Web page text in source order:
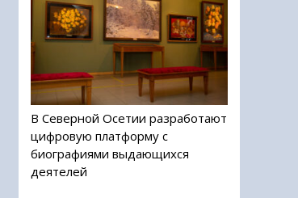
В Северной Осетии разработают
цифровую платформу с
биографиями выдающихся
деятелей